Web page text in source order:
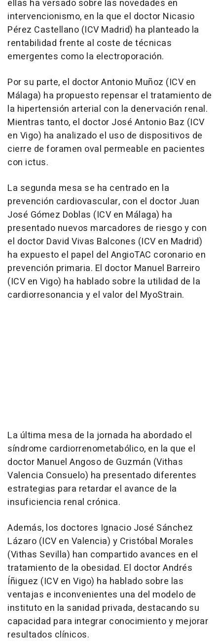
ellas ha versado sobre las novedades en
intervencionismo, en la que el doctor Nicasio
Pérez Castellano (ICV Madrid) ha planteado la
rentabilidad frente al coste de técnicas
emergentes como la electroporación.
Por su parte, el doctor Antonio Muñoz (ICV en
Málaga) ha propuesto repensar el tratamiento de
la hipertensión arterial con la denervación renal.
Mientras tanto, el doctor José Antonio Baz (ICV
en Vigo) ha analizado el uso de dispositivos de
cierre de foramen oval permeable en pacientes
con ictus.
La segunda mesa se ha centrado en la
prevención cardiovascular, con el doctor Juan
José Gómez Doblas (ICV en Málaga) ha
presentado nuevos marcadores de riesgo y con
el doctor David Vivas Balcones (ICV en Madrid)
ha expuesto el papel del AngioTAC coronario en
prevención primaria. El doctor Manuel Barreiro
(ICV en Vigo) ha hablado sobre la utilidad de la
cardiorresonancia y el valor del MyoStrain.
La última mesa de la jornada ha abordado el
síndrome cardiorrenometabólico, en la que el
doctor Manuel Angoso de Guzmán (Vithas
Valencia Consuelo) ha presentado diferentes
estrategias para retardar el avance de la
insuficiencia renal crónica.
Además, los doctores Ignacio José Sánchez
Lázaro (ICV en Valencia) y Cristóbal Morales
(Vithas Sevilla) han compartido avances en el
tratamiento de la obesidad. El doctor Andrés
Íñiguez (ICV en Vigo) ha hablado sobre las
ventajas e inconvenientes una del modelo de
instituto en la sanidad privada, destacando su
capacidad para integrar conocimiento y mejorar
resultados clínicos.